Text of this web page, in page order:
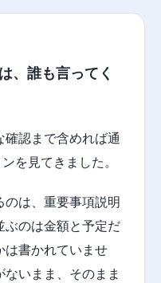
、誰も言ってく
認まで含めれば通
を見てきました。
のは、重要事項説明
ぶのは金額と予定だ
は書かれていませ
いまま、そのまま